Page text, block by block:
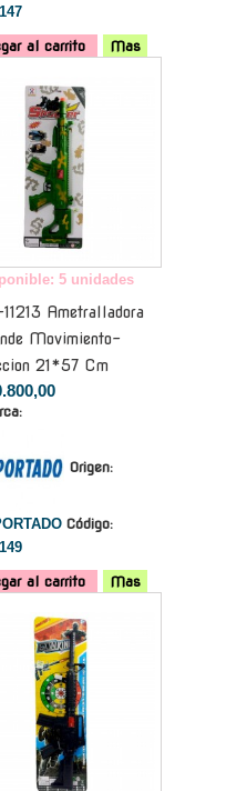
al carrito
Mas
5 unidades
Ametralladora
Movimiento-
21*57 Cm
Origen:
Código:
al carrito
Mas